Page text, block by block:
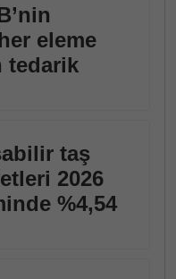
eleme
tedarik
taş
2026
%4,54